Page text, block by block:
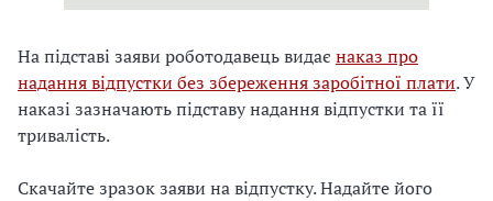
На підставі заяви роботодавець видає наказ про
надання відпустки без збереження заробітної плати. У
наказі зазначають підставу надання відпустки та її
тривалість.
Скачайте зразок заяви на відпустку. Надайте його